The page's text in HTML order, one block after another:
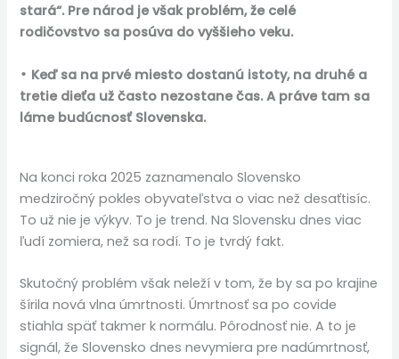
stará“. Pre národ je však problém, že celé
rodičovstvo sa posúva do vyššieho veku.
• Keď sa na prvé miesto dostanú istoty, na druhé a
tretie dieťa už často nezostane čas. A práve tam sa
láme budúcnosť Slovenska.
Na konci roka 2025 zaznamenalo Slovensko
medziročný pokles obyvateľstva o viac než desaťtisíc.
To už nie je výkyv. To je trend. Na Slovensku dnes viac
ľudí zomiera, než sa rodí. To je tvrdý fakt.
Skutočný problém však neleží v tom, že by sa po krajine
šírila nová vlna úmrtnosti. Úmrtnosť sa po covide
stiahla späť takmer k normálu. Pôrodnosť nie. A to je
signál, že Slovensko dnes nevymiera pre nadúmrtnosť,